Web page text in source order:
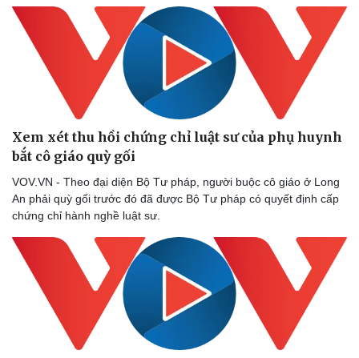
Xem xét thu hồi chứng chỉ luật sư của phụ huynh
bắt cô giáo quỳ gối
VOV.VN - Theo đại diện Bộ Tư pháp, người buộc cô giáo ở Long
An phải quỳ gối trước đó đã được Bộ Tư pháp có quyết định cấp
chứng chỉ hành nghề luật sư.